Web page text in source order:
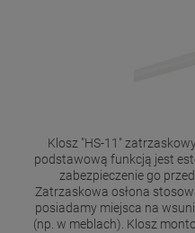
Klosz "HS-11"
podstawową funkcją jest
zabezpieczenie go
Zatrzaskowa osłona
posiadamy miejsca na
(np. w meblach). Klosz